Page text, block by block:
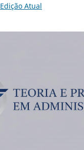
Edição Atual